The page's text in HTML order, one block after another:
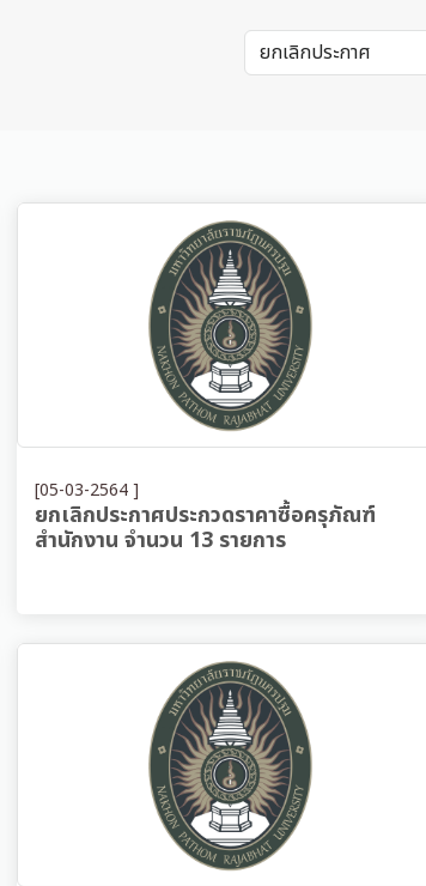
[05-03-2564 ]
ยกเลิกประกาศประกวดราคาซื้อครุภัณฑ์
สำนักงาน จำนวน 13 รายการ